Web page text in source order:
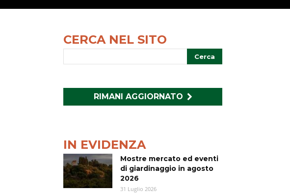
CERCA NEL SITO
RIMANI AGGIORNATO
IN EVIDENZA
Mostre mercato ed eventi
di giardinaggio in agosto
2026
31 Luglio 2026